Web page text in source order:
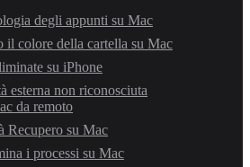
degli appunti su Mac
il colore della cartella su Mac
su iPhone
esterna non riconosciuta
da remoto
Recupero su Mac
i processi su Mac